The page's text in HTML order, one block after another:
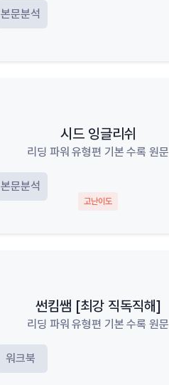
본문분석
시드 잉글리쉬
리딩 파워 유형편 기본 수록 원문
본문분석
고난이도
썬킴쌤 [최강 직독직해]
리딩 파워 유형편 기본 수록 원문
워크북